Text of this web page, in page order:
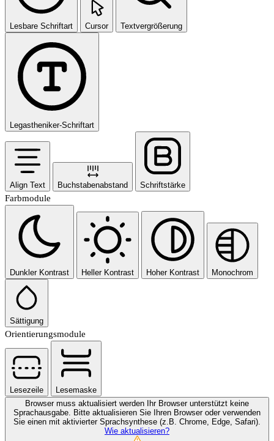
Lesbare Schriftart Cursor Textvergrößerung
Legastheniker-Schriftart
Align Text Buchstabenabstand Schriftstärke
Farbmodule
Dunkler Kontrast Heller Kontrast Hoher Kontrast Monochrom
Sättigung
Orientierungsmodule
Lesezeile
Lesemaske
Browser muss aktualisiert werden
Ihr Browser unterstützt keine
Sprachausgabe. Bitte aktualisieren Sie Ihren Browser oder verwenden
Sie einen mit aktivierter Sprachsynthese (z.B. Chrome, Edge, Safari).
Wie aktualisieren?